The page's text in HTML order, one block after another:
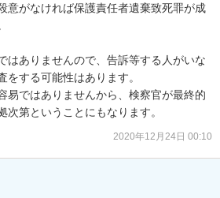
意がなければ保護責任者遺棄致死罪が成
はありませんので、告訴等する人がいな
する可能性はあります。
易ではありませんから、検察官が最終的
次第ということにもなります。
2020年12月24日 00:10